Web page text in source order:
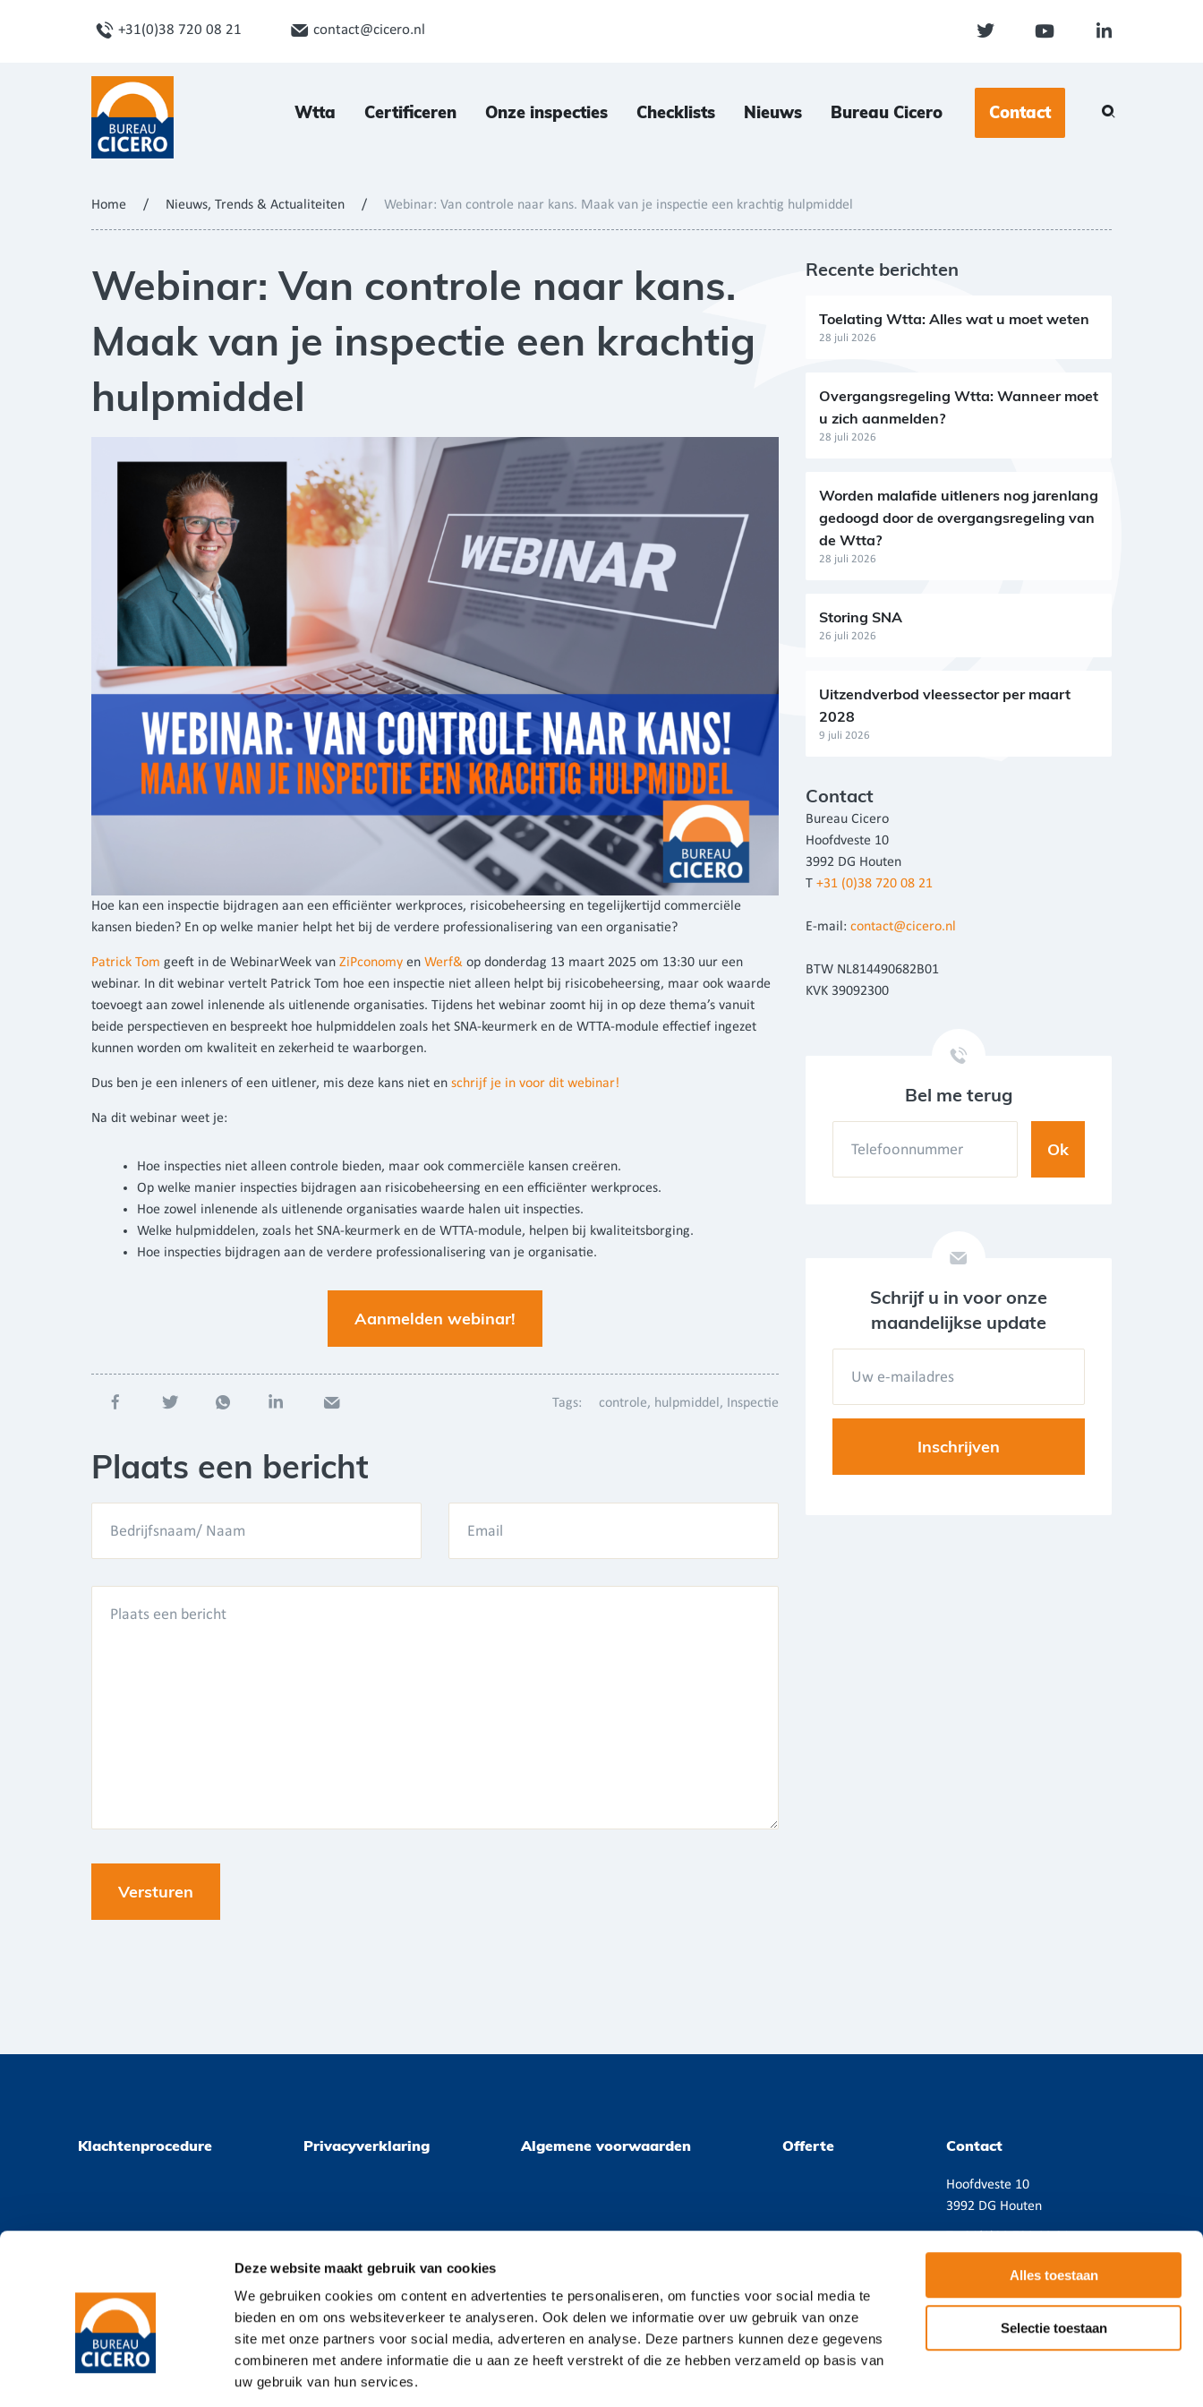
Deze website maakt gebruik van cookies
We gebruiken cookies om content en advertenties te personaliseren, om functies voor social media te
bieden en om ons websiteverkeer te analyseren. Ook delen we informatie over uw gebruik van onze
site met onze partners voor social media, adverteren en analyse. Deze partners kunnen deze gegevens
combineren met andere informatie die u aan ze heeft verstrekt of die ze hebben verzameld op basis van
uw gebruik van hun services.
Alles toestaan
Selectie toestaan
+31(0)38 720 08 21 contact@cicero.nl
Wtta Certificeren Onze inspecties Checklists Nieuws Bureau Cicero Contact
Home / Nieuws, Trends & Actualiteiten / Webinar: Van controle naar kans. Maak van je inspectie een krachtig hulpmiddel
Webinar: Van controle naar kans.
Maak van je inspectie een krachtig
hulpmiddel
Hoe kan een inspectie bijdragen aan een efficiënter werkproces, risicobeheersing en tegelijkertijd commerciële
kansen bieden? En op welke manier helpt het bij de verdere professionalisering van een organisatie?
Patrick Tom geeft in de WebinarWeek van ZiPconomy en Werf& op donderdag 13 maart 2025 om 13:30 uur een
webinar. In dit webinar vertelt Patrick Tom hoe een inspectie niet alleen helpt bij risicobeheersing, maar ook waarde
toevoegt aan zowel inlenende als uitlenende organisaties. Tijdens het webinar zoomt hij in op deze thema’s vanuit
beide perspectieven en bespreekt hoe hulpmiddelen zoals het SNA-keurmerk en de WTTA-module effectief ingezet
kunnen worden om kwaliteit en zekerheid te waarborgen.
Dus ben je een inleners of een uitlener, mis deze kans niet en schrijf je in voor dit webinar!
Na dit webinar weet je:
Hoe inspecties niet alleen controle bieden, maar ook commerciële kansen creëren.
Op welke manier inspecties bijdragen aan risicobeheersing en een efficiënter werkproces.
Hoe zowel inlenende als uitlenende organisaties waarde halen uit inspecties.
Welke hulpmiddelen, zoals het SNA-keurmerk en de WTTA-module, helpen bij kwaliteitsborging.
Hoe inspecties bijdragen aan de verdere professionalisering van je organisatie.
Aanmelden webinar!
Tags: controle hulpmiddel Inspectie
Plaats een bericht
Recente berichten
Toelating Wtta: Alles wat u moet weten
28 juli 2026
Overgangsregeling Wtta: Wanneer moet
u zich aanmelden?
28 juli 2026
Worden malafide uitleners nog jarenlang
gedoogd door de overgangsregeling van
de Wtta?
28 juli 2026
Storing SNA
26 juli 2026
Uitzendverbod vleessector per maart
2028
9 juli 2026
Contact
Bureau Cicero
Hoofdveste 10
3992 DG Houten
T +31 (0)38 720 08 21
E-mail: contact@cicero.nl
BTW NL814490682B01
KVK 39092300
Bel me terug
Schrijf u in voor onze
maandelijkse update
Klachtenprocedure Privacyverklaring Algemene voorwaarden Offerte Contact
Hoofdveste 10
3992 DG Houten
KVK 39092300